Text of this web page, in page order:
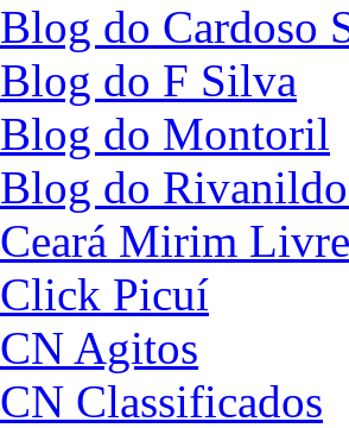
Blog do Cardoso
Blog do F Silva
Blog do Montoril
Blog do
Ceará Mirim Livre
Click Picuí
CN Agitos
CN Classificados